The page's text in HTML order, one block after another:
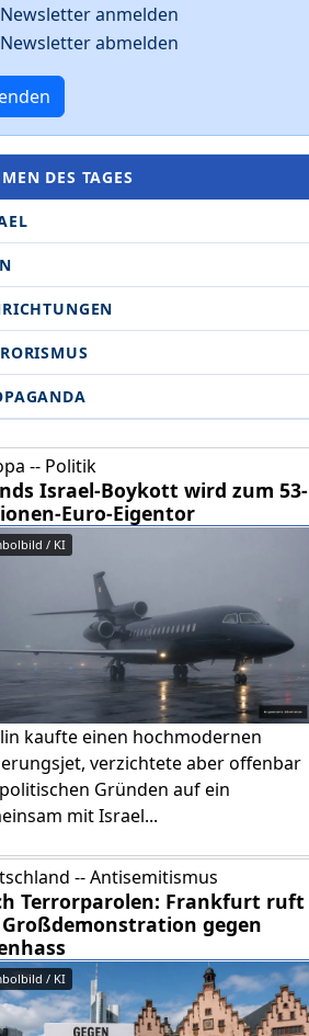
Newsletter anmelden
Newsletter abmelden
DES TAGES
-- Politik
Israel-Boykott wird zum 53-
Euro-Eigentor
/ KI
kaufte einen hochmodernen
verzichtete aber offenbar
Gründen auf ein
mit Israel...
-- Antisemitismus
Terrorparolen: Frankfurt ruft
gegen
/ KI